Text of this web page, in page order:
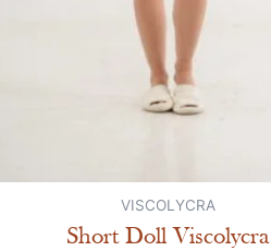
VISCOLYCRA
Short Doll Viscolycra